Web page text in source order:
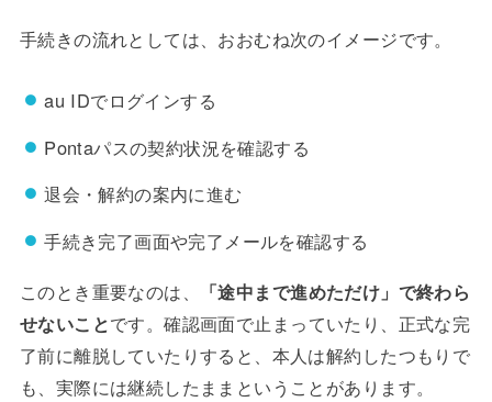
手続きの流れとしては、おおむね次のイメージです。
au IDでログインする
Pontaパスの契約状況を確認する
退会・解約の案内に進む
手続き完了画面や完了メールを確認する
このとき重要なのは、
「途中まで進めただけ」で終わら
せないことです。確認画面で止まっていたり、正式な完
了前に離脱していたりすると、本人は解約したつもりで
も、実際には継続したままということがあります。